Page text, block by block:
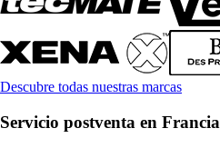
Descubre todas nuestras marcas
Servicio postventa en Francia